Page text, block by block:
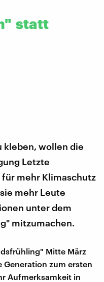
statt
kleben, wollen die
Letzte
mehr Klimaschutz
mehr Leute
unter dem
mitzumachen.
Mitte März
Generation zum ersten
Aufmerksamkeit in